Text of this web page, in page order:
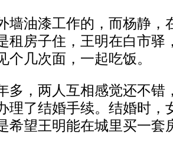
油漆工作的，而杨静，
租房子住，王明在白市驿
个几次面，一起吃饭。
，两人互相感觉还不错
理了结婚手续。结婚时，
希望王明能在城里买一套